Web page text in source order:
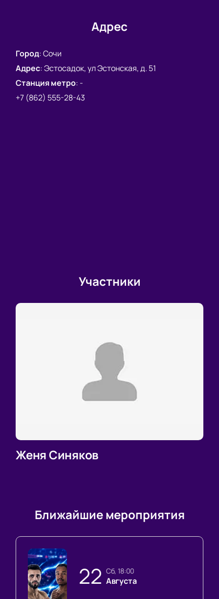
Адрес
Город:Сочи
Адрес:Эстосадок, ул Эстонская, д. 51
Станция метро: -
+7 (862) 555-28-43
Участники
Женя Синяков
Ближайшие мероприятия
22 сб, 18:00
Августа